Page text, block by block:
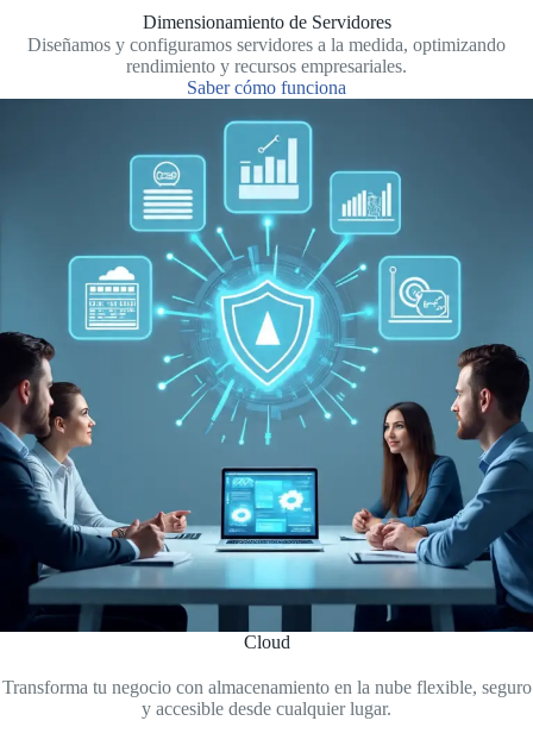
Dimensionamiento de Servidores
Diseñamos y configuramos servidores a la medida, optimizando
rendimiento y recursos empresariales.
Saber cómo funciona
Cloud
Transforma tu negocio con almacenamiento en la nube flexible, seguro
y accesible desde cualquier lugar.